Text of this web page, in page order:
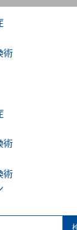
術
術
術